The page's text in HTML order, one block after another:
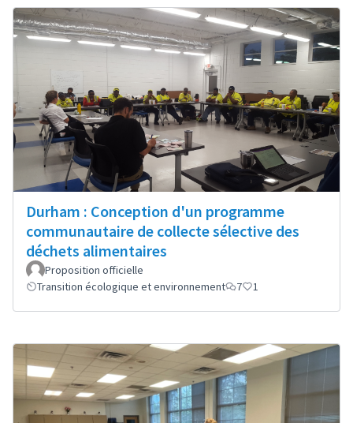
Durham : Conception d'un programme
communautaire de collecte sélective des
déchets alimentaires
Proposition officielle
Transition écologique et environnement
7 1